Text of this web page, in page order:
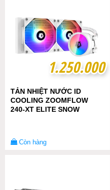
1.250.000
1.250.000
TẢN NHIỆT NƯỚC ID
COOLING ZOOMFLOW
240-XT ELITE SNOW
Còn hàng